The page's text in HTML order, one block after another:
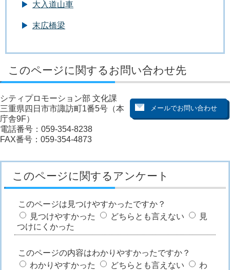
大入道山車
末広橋梁
このページに関するお問い合わせ先
シティプロモーション部 文化課
三重県四日市市諏訪町1番5号（本
庁舎9F）
電話番号：059-354-8238
FAX番号：059-354-4873
このページに関するアンケート
このページは見つけやすかったですか？
見つけやすかった
どちらとも言えない
見
つけにくかった
このページの内容はわかりやすかったですか？
わかりやすかった
どちらとも言えない
わ